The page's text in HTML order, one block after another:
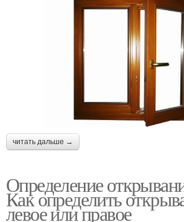
читать дальше →
Определение
Как определить
левое или правое